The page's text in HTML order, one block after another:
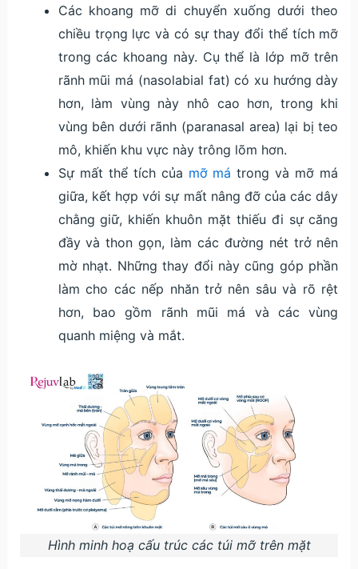
Các khoang mỡ di chuyển xuống dưới theo
chiều trọng lực và có sự thay đổi thể tích mỡ
trong các khoang này. Cụ thể là lớp mỡ trên
rãnh mũi má (nasolabial fat) có xu hướng dày
hơn, làm vùng này nhô cao hơn, trong khi
vùng bên dưới rãnh (paranasal area) lại bị teo
mô, khiến khu vực này trông lõm hơn.
Sự mất thể tích của mỡ má trong và mỡ má
giữa, kết hợp với sự mất nâng đỡ của các dây
chằng giữ, khiến khuôn mặt thiếu đi sự căng
đầy và thon gọn, làm các đường nét trở nên
mờ nhạt. Những thay đổi này cũng góp phần
làm cho các nếp nhăn trở nên sâu và rõ rệt
hơn, bao gồm rãnh mũi má và các vùng
quanh miệng và mắt.
Hình minh hoạ cấu trúc các túi mỡ trên mặt